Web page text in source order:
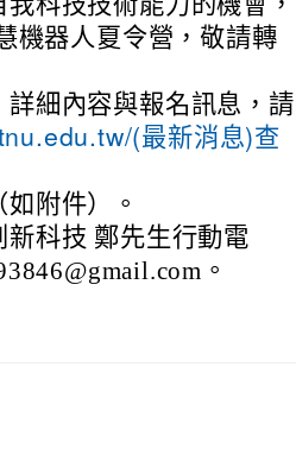
機器人夏令營，敬請轉
細內容與報名訊息，請
(最新消息)查
附件）。
科技 鄭先生行動電
。